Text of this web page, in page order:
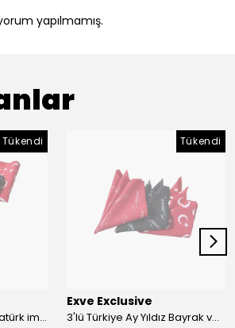
yapılmamış.
Tükendi
3'lü Mustafa Kemal Atatürk imzalı ve Türkiye Ay Yıldız Bayraklı Kadın Fular Seti
Tükendi
Exve Exclusive
3'lü Türkiye Ay Yıldız Bayrak ve Mustafa Kemal Atatürk imzalı Kırmızı Siyah Yaka Mendili Seti